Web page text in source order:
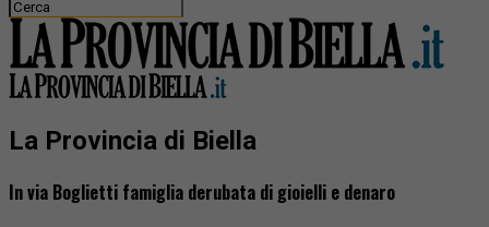
La Provincia di Biella
In via Boglietti famiglia derubata di gioielli e denaro